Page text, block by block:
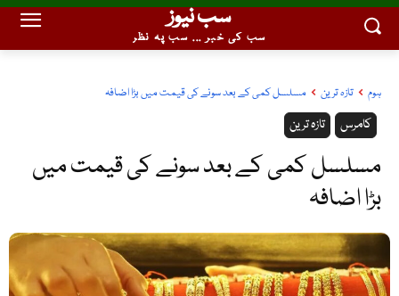
سب نیوز
سب کی خبر ... سب پہ نظر
ہوم تازہ ترین مسلسل کمی کے بعد سونے کی قیمت میں بڑا اضافہ
تازہ ترین کامرس
مسلسل کمی کے بعد سونے کی قیمت میں
بڑا اضافہ